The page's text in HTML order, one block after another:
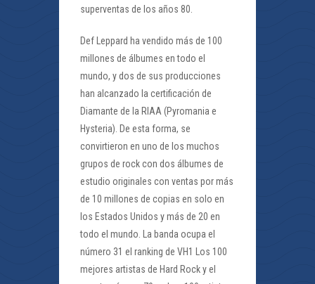
superventas de los años 80.
Def Leppard ha vendido más de 100
millones de álbumes en todo el
mundo, y dos de sus producciones
han alcanzado la certificación de
Diamante de la RIAA (Pyromania e
Hysteria). De esta forma, se
convirtieron en uno de los muchos
grupos de rock con dos álbumes de
estudio originales con ventas por más
de 10 millones de copias en solo en
los Estados Unidos y más de 20 en
todo el mundo. La banda ocupa el
número 31 el ranking de VH1 Los 100
mejores artistas de Hard Rock y el